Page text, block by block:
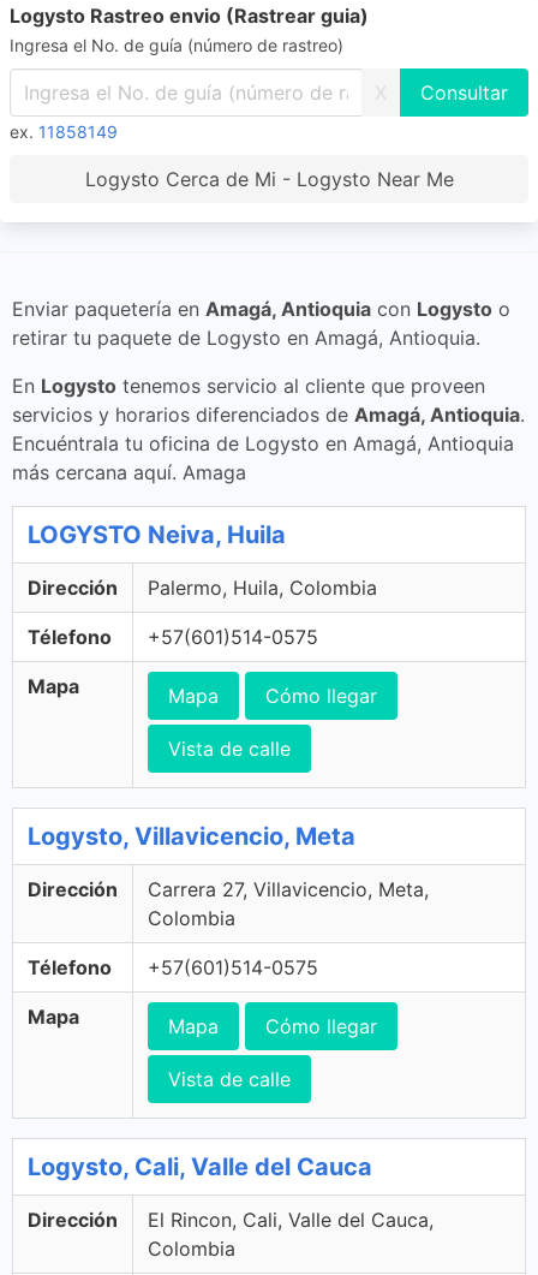
Logysto Rastreo envio (Rastrear guia)
Ingresa el No. de guía (número de rastreo)
X
ex. 11858149
Logysto Cerca de Mi - Logysto Near Me
Enviar paquetería en Amagá, Antioquia con Logysto o
retirar tu paquete de Logysto en Amagá, Antioquia.
En Logysto tenemos servicio al cliente que proveen
servicios y horarios diferenciados de Amagá, Antioquia.
Encuéntrala tu oficina de Logysto en Amagá, Antioquia
más cercana aquí. Amaga
LOGYSTO Neiva, Huila
Dirección Palermo, Huila, Colombia
Télefono +57(601)514-0575
Mapa Mapa Cómo llegar
Vista de calle
Logysto, Villavicencio, Meta
Dirección
Carrera 27, Villavicencio, Meta,
Colombia
Télefono +57(601)514-0575
Mapa Mapa Cómo llegar
Vista de calle
Logysto, Cali, Valle del Cauca
Dirección
El Rincon, Cali, Valle del Cauca,
Colombia